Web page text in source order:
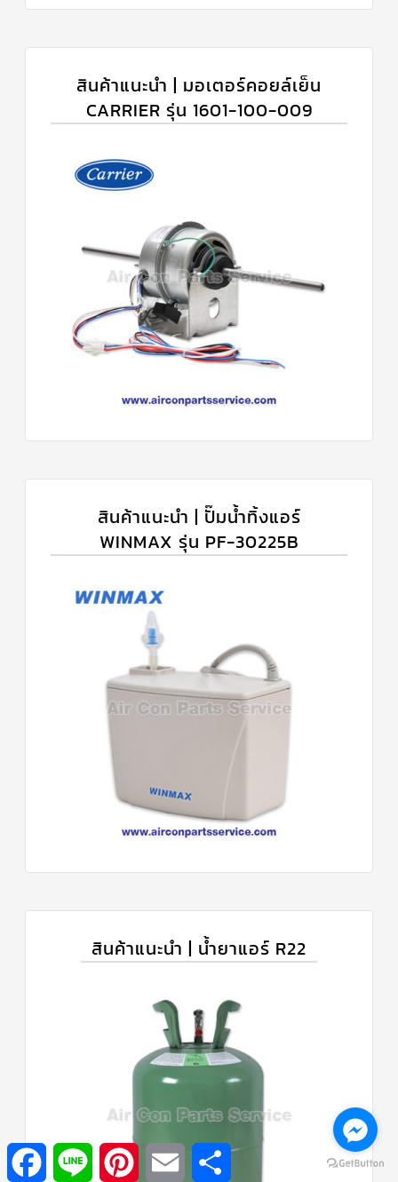
สินค้าแนะนำ | มอเตอร์คอยล์เย็น
CARRIER รุ่น 1601-100-009
สินค้าแนะนำ | ปั๊มน้ำทิ้งแอร์
WINMAX รุ่น PF-30225B
สินค้าแนะนำ | น้ำยาแอร์ R22
Facebook Line Pinterest Email Share